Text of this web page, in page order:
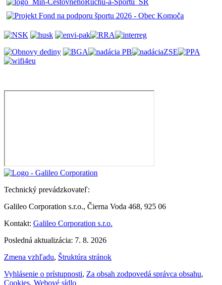
Technický prevádzkovateľ:
Galileo Corporation s.r.o., Čierna Voda 468, 925 06
Kontakt: Galileo Corporation s.r.o.
Posledná aktualizácia: 7. 8. 2026
Zmena vzhľadu, Štruktúra stránok
Vyhlásenie o prístupnosti, Za obsah zodpovedá správca obsahu,
Cookies, Webové sídlo